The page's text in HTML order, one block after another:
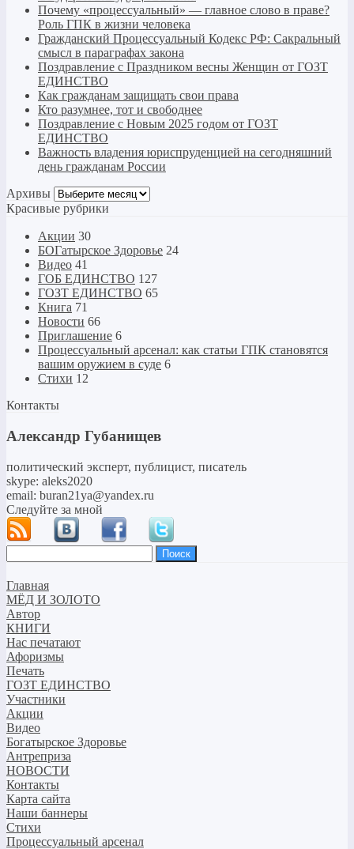
Почему «процессуальный» — главное слово в праве?
Роль ГПК в жизни человека
Гражданский Процессуальный Кодекс РФ: Сакральный
смысл в параграфах закона
Поздравление с Праздником весны Женщин от ГОЗТ
ЕДИНСТВО
Как гражданам защищать свои права
Кто разумнее, тот и свободнее
Поздравление с Новым 2025 годом от ГОЗТ
ЕДИНСТВО
Важность владения юриспруденцией на сегодняшний
день гражданам России
Архивы Архивы
Красивые рубрики
Акции 30
БОГатырское Здоровье 24
Видео 41
ГОБ ЕДИНСТВО 127
ГОЗТ ЕДИНСТВО 65
Книга 71
Новости 66
Приглашение 6
Процессуальный арсенал: как статьи ГПК становятся
вашим оружием в суде 6
Стихи 12
Контакты
Александр Губанищев
политический эксперт, публицист, писатель
skype: aleks2020
email: buran21ya@yandex.ru
Следуйте за мной
Главная
МЁД И ЗОЛОТО
Автор
КНИГИ
Нас печатают
Афоризмы
Печать
ГОЗТ ЕДИНСТВО
Участники
Акции
Видео
Богатырское Здоровье
Антреприза
НОВОСТИ
Контакты
Карта сайта
Наши баннеры
Стихи
Процессуальный арсенал